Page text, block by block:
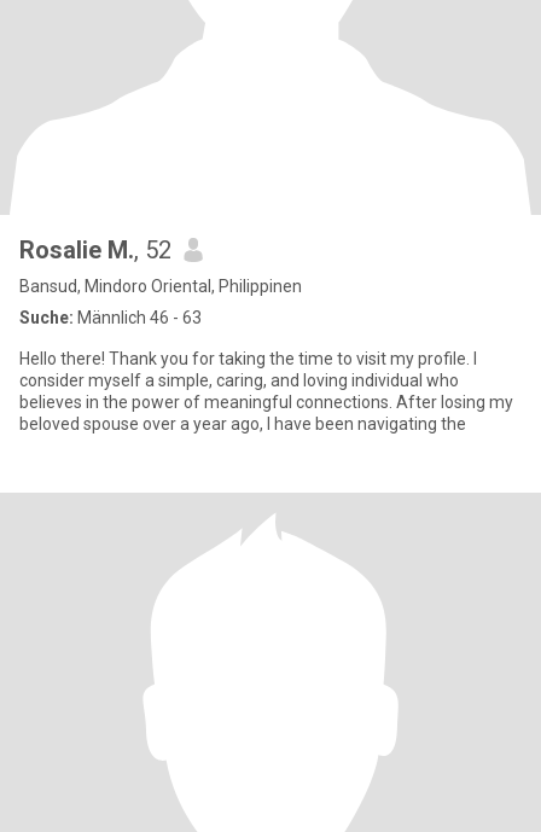
Rosalie M., 52
Bansud, Mindoro Oriental, Philippinen
Suche: Männlich 46 - 63
Hello there! Thank you for taking the time to visit my profile. I
consider myself a simple, caring, and loving individual who
believes in the power of meaningful connections. After losing my
beloved spouse over a year ago, I have been navigating the